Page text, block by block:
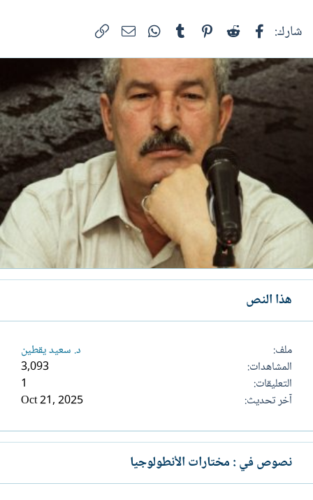
شارك: فيسبوك Reddit
Pinterest
Tumblr
WhatsAppالبريد الإلكتروني
هذا النص
ملف
د. سعيد يقطين
المشاهدات
3,093
التعليقات
1
آخر تحديث
Oct 21, 2025
نصوص في : مختارات الأنطولوجيا